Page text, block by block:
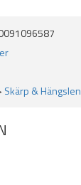
Skärp & Hängslen